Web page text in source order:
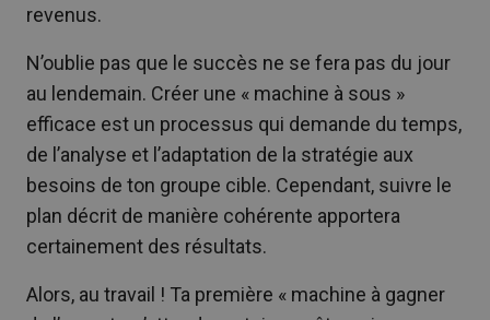
revenus.
N’oublie pas que le succès ne se fera pas du jour
au lendemain. Créer une « machine à sous »
efficace est un processus qui demande du temps,
de l’analyse et l’adaptation de la stratégie aux
besoins de ton groupe cible. Cependant, suivre le
plan décrit de manière cohérente apportera
certainement des résultats.
Alors, au travail ! Ta première « machine à gagner